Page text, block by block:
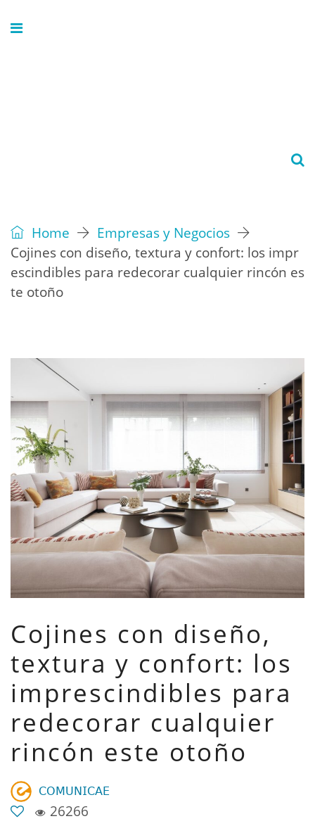
Home
Empresas y Negocios
Cojines con diseño, textura y confort: los impr
escindibles para redecorar cualquier rincón es
te otoño
Cojines con diseño,
textura y confort: los
imprescindibles para
redecorar cualquier
rincón este otoño
𝖢𝖮𝖬𝖴𝖭𝖨𝖢𝖠𝖤
26266